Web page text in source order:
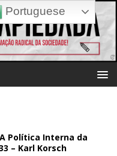
Política Interna da
– Karl Korsch
Portuguese